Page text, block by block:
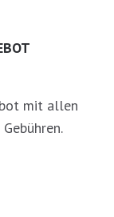
mit allen